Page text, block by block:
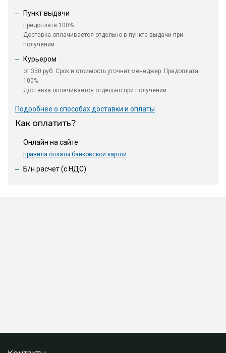
Пункт выдачи
предоплата 100%
Доставка оплачивается отдельно в пункте выдачи при
получении
Курьером
от 350 руб. Срок и стоимость уточнит менеджер. Предоплата
100%
Доставка оплачивается отдельно при получении
Подробнее о способах доставки и оплаты
Как оплатить?
Онлайн на сайте
правила оплаты банковской картой
Б/н расчет (c НДС)